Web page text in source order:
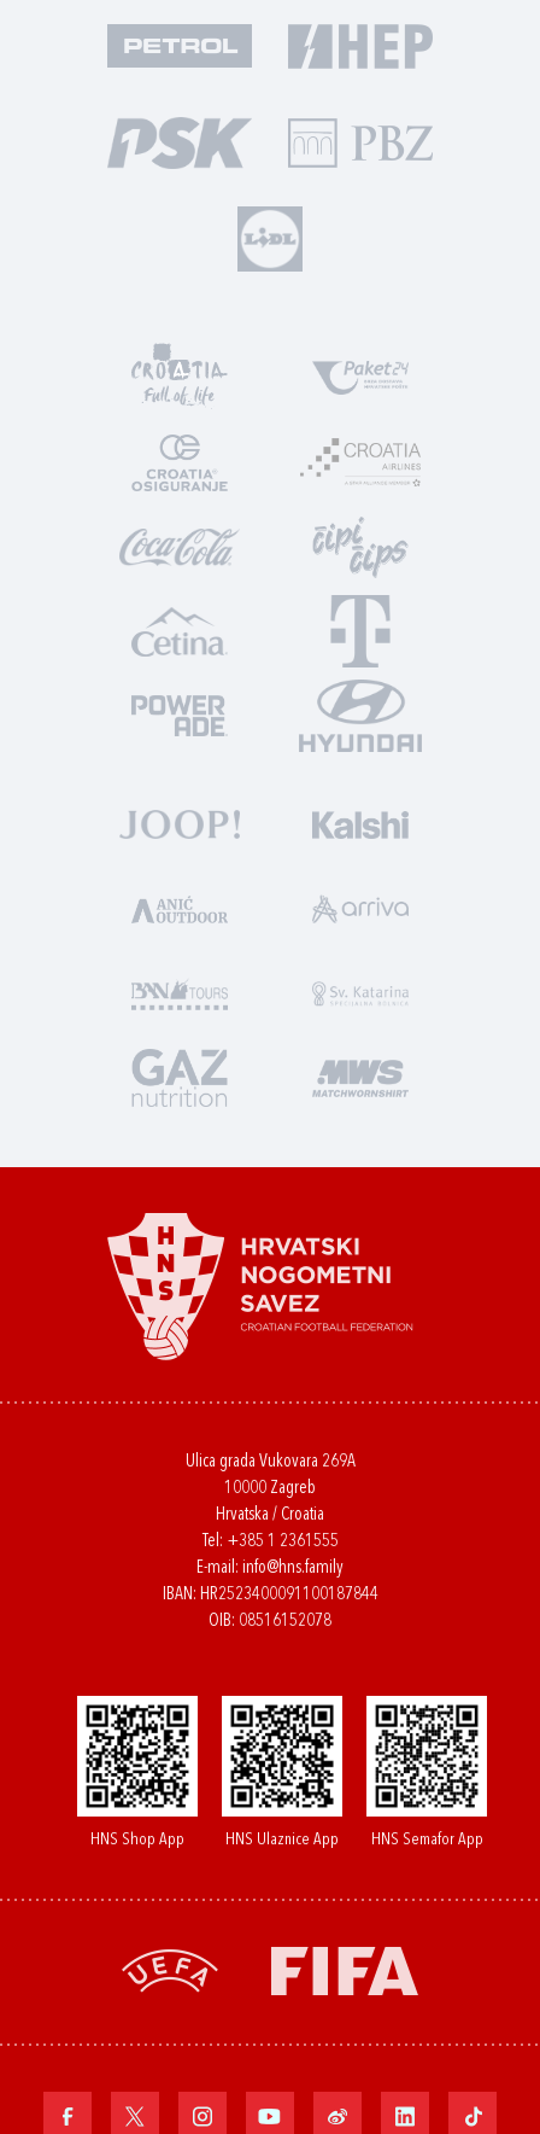
Ulica grada Vukovara 269A
10000 Zagreb
Hrvatska / Croatia
Tel: +385 1 2361555
E-mail: info@hns.family
IBAN: HR2523400091100187844
OIB: 08516152078
HNS Shop App HNS Ulaznice App HNS Semafor App